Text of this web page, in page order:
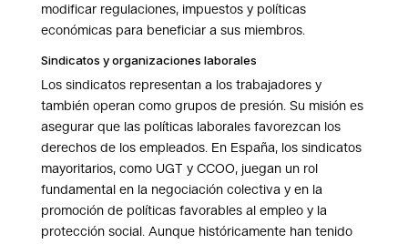
modificar regulaciones, impuestos y políticas
económicas para beneficiar a sus miembros.
Sindicatos y organizaciones laborales
Los sindicatos representan a los trabajadores y
también operan como grupos de presión. Su misión es
asegurar que las políticas laborales favorezcan los
derechos de los empleados. En España, los sindicatos
mayoritarios, como UGT y CCOO, juegan un rol
fundamental en la negociación colectiva y en la
promoción de políticas favorables al empleo y la
protección social. Aunque históricamente han tenido